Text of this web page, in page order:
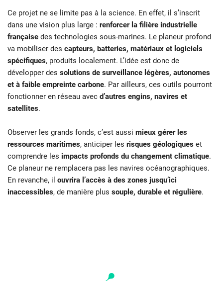
Ce projet ne se limite pas à la science. En effet, il s’inscrit
dans une vision plus large : renforcer la filière industrielle
française des technologies sous-marines. Le planeur profond
va mobiliser des capteurs, batteries, matériaux et logiciels
spécifiques, produits localement. L’idée est donc de
développer des solutions de surveillance légères, autonomes
et à faible empreinte carbone. Par ailleurs, ces outils pourront
fonctionner en réseau avec d’autres engins, navires et
satellites.
Observer les grands fonds, c’est aussi mieux gérer les
ressources maritimes, anticiper les risques géologiques et
comprendre les impacts profonds du changement climatique.
Ce planeur ne remplacera pas les navires océanographiques.
En revanche, il ouvrira l’accès à des zones jusqu’ici
inaccessibles, de manière plus souple, durable et régulière.